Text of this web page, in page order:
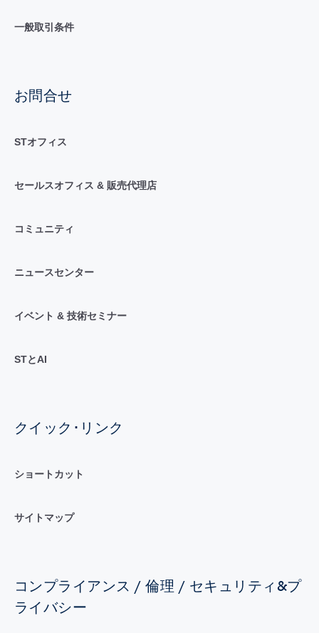
一般取引条件
お問合せ
STオフィス
セールスオフィス & 販売代理店
コミュニティ
ニュースセンター
イベント & 技術セミナー
STとAI
クイック･リンク
ショートカット
サイトマップ
コンプライアンス / 倫理 / セキュリティ&プ
ライバシー